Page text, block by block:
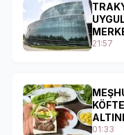
21:57
01:33